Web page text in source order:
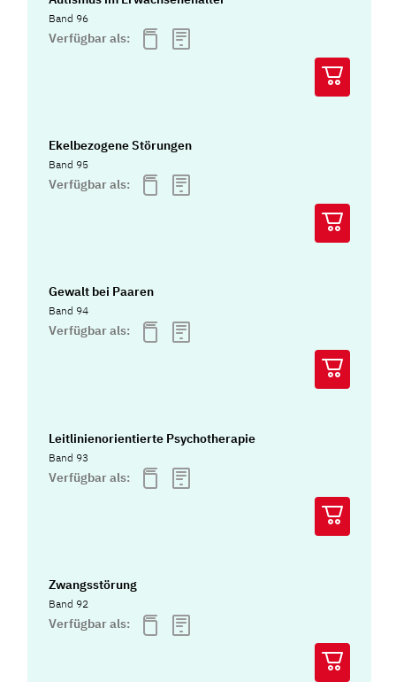
Band 96
Verfügbar als:
Ekelbezogene Störungen
Band 95
Verfügbar als:
Gewalt bei Paaren
Band 94
Verfügbar als:
Leitlinienorientierte Psychotherapie
Band 93
Verfügbar als:
Zwangsstörung
Band 92
Verfügbar als: